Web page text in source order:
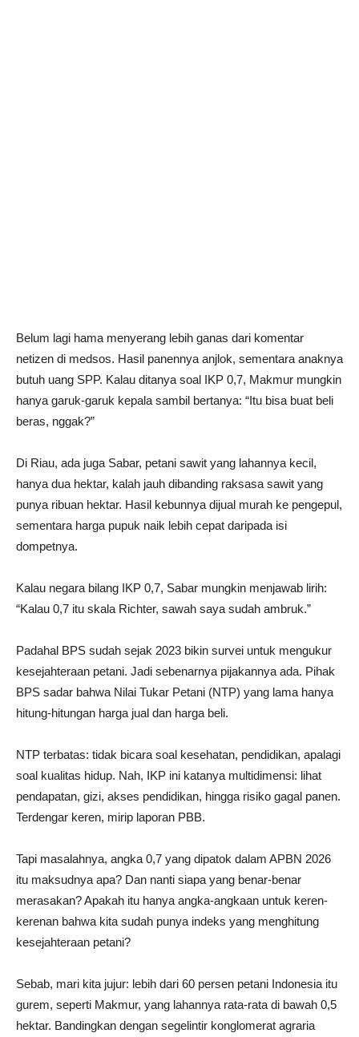
Belum lagi hama menyerang lebih ganas dari komentar
netizen di medsos. Hasil panennya anjlok, sementara anaknya
butuh uang SPP. Kalau ditanya soal IKP 0,7, Makmur mungkin
hanya garuk-garuk kepala sambil bertanya: “Itu bisa buat beli
beras, nggak?”
Di Riau, ada juga Sabar, petani sawit yang lahannya kecil,
hanya dua hektar, kalah jauh dibanding raksasa sawit yang
punya ribuan hektar. Hasil kebunnya dijual murah ke pengepul,
sementara harga pupuk naik lebih cepat daripada isi
dompetnya.
Kalau negara bilang IKP 0,7, Sabar mungkin menjawab lirih:
“Kalau 0,7 itu skala Richter, sawah saya sudah ambruk.”
Padahal BPS sudah sejak 2023 bikin survei untuk mengukur
kesejahteraan petani. Jadi sebenarnya pijakannya ada. Pihak
BPS sadar bahwa Nilai Tukar Petani (NTP) yang lama hanya
hitung-hitungan harga jual dan harga beli.
NTP terbatas: tidak bicara soal kesehatan, pendidikan, apalagi
soal kualitas hidup. Nah, IKP ini katanya multidimensi: lihat
pendapatan, gizi, akses pendidikan, hingga risiko gagal panen.
Terdengar keren, mirip laporan PBB.
Tapi masalahnya, angka 0,7 yang dipatok dalam APBN 2026
itu maksudnya apa? Dan nanti siapa yang benar-benar
merasakan? Apakah itu hanya angka-angkaan untuk keren-
kerenan bahwa kita sudah punya indeks yang menghitung
kesejahteraan petani?
Sebab, mari kita jujur: lebih dari 60 persen petani Indonesia itu
gurem, seperti Makmur, yang lahannya rata-rata di bawah 0,5
hektar. Bandingkan dengan segelintir konglomerat agraria